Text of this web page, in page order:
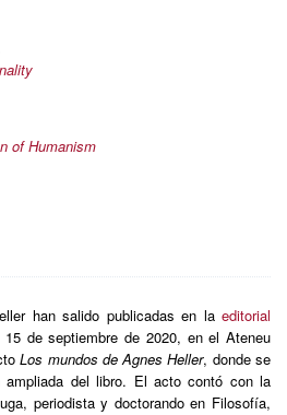
of Humanism
han salido publicadas en la editorial
de septiembre de 2020, en el Ateneu
Los mundos de Agnes Heller, donde se
ampliada del libro. El acto contó con la
periodista y doctorando en Filosofía,